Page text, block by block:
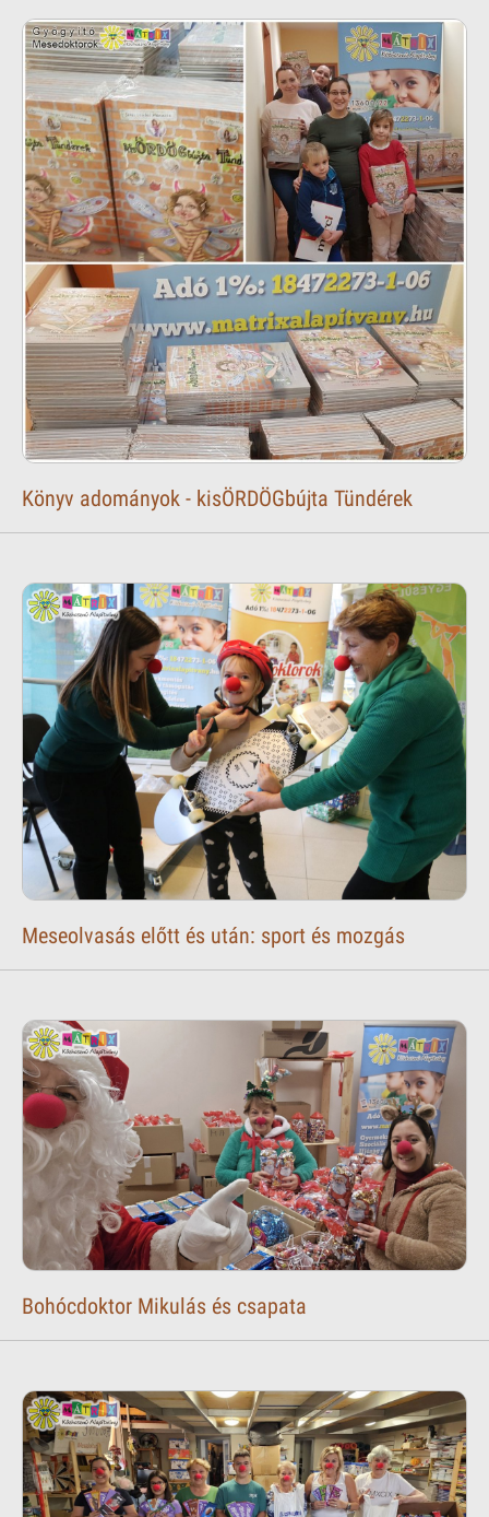
Könyv adományok - kisÖRDÖGbújta Tündérek
Meseolvasás előtt és után: sport és mozgás
Bohócdoktor Mikulás és csapata